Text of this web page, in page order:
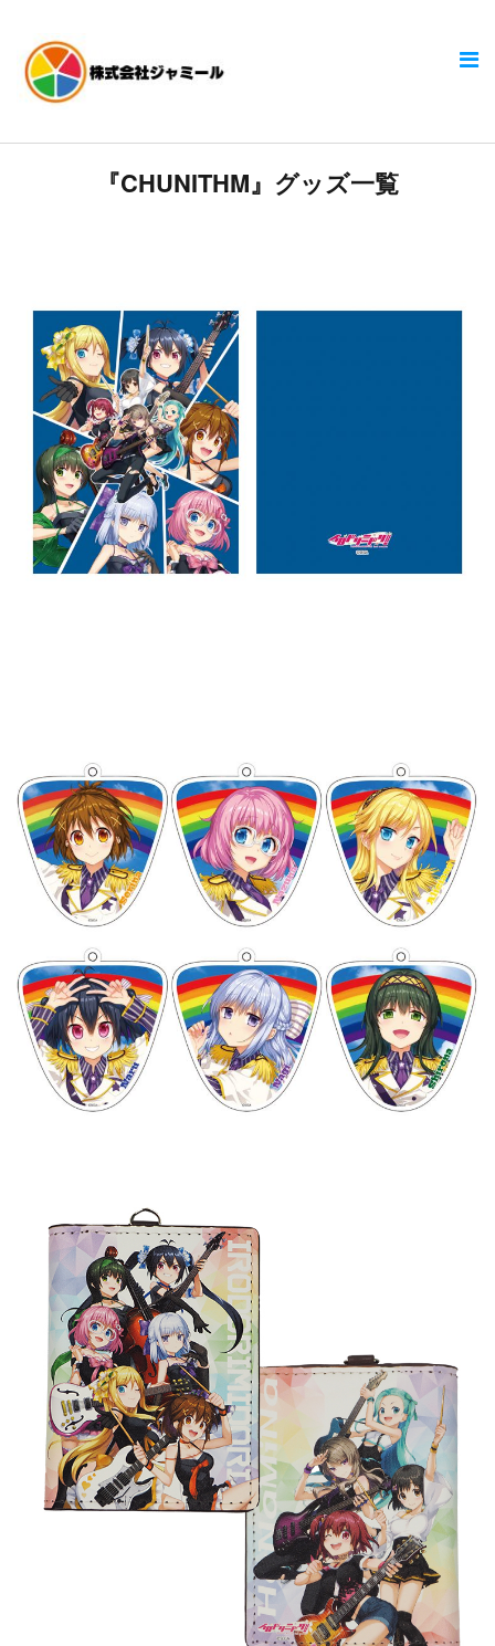
『CHUNITHM』グッズ一覧